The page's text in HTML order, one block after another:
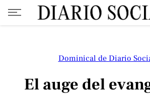
Dominical de Diario
El auge del